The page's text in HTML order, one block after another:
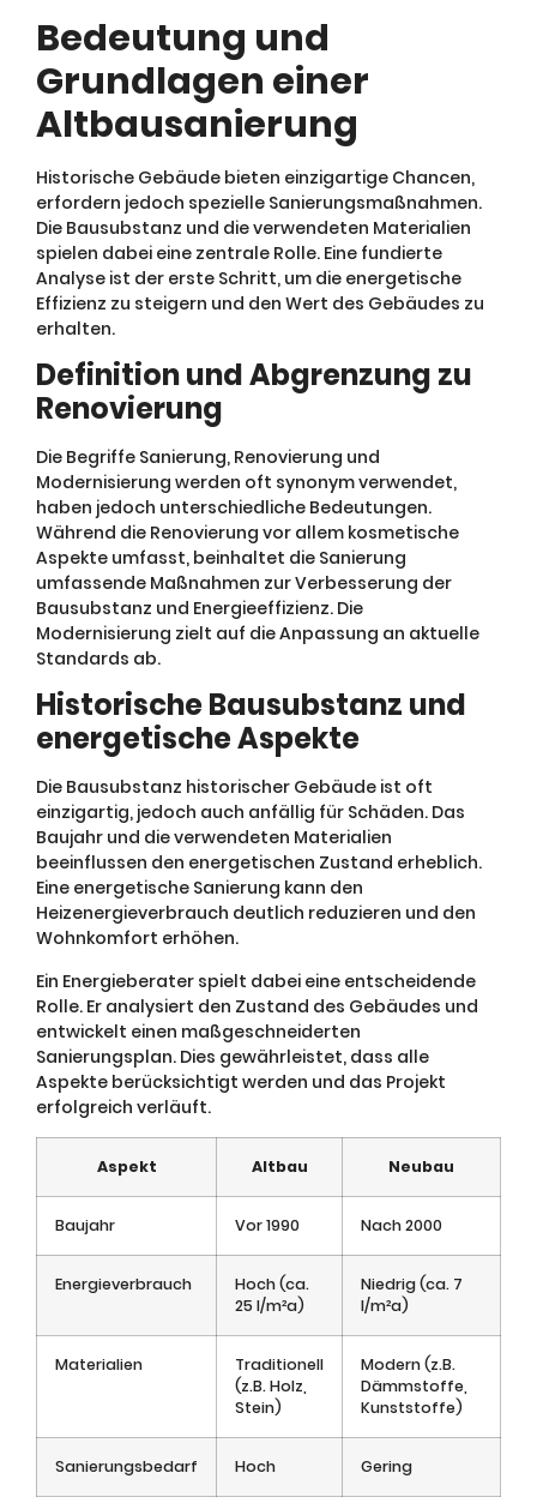
Bedeutung und
Grundlagen einer
Altbausanierung
Historische Gebäude bieten einzigartige Chancen,
erfordern jedoch spezielle Sanierungsmaßnahmen.
Die Bausubstanz und die verwendeten Materialien
spielen dabei eine zentrale Rolle. Eine fundierte
Analyse ist der erste Schritt, um die energetische
Effizienz zu steigern und den Wert des Gebäudes zu
erhalten.
Definition und Abgrenzung zu
Renovierung
Die Begriffe Sanierung, Renovierung und
Modernisierung werden oft synonym verwendet,
haben jedoch unterschiedliche Bedeutungen.
Während die Renovierung vor allem kosmetische
Aspekte umfasst, beinhaltet die Sanierung
umfassende Maßnahmen zur Verbesserung der
Bausubstanz und Energieeffizienz. Die
Modernisierung zielt auf die Anpassung an aktuelle
Standards ab.
Historische Bausubstanz und
energetische Aspekte
Die Bausubstanz historischer Gebäude ist oft
einzigartig, jedoch auch anfällig für Schäden. Das
Baujahr und die verwendeten Materialien
beeinflussen den energetischen Zustand erheblich.
Eine energetische Sanierung kann den
Heizenergieverbrauch deutlich reduzieren und den
Wohnkomfort erhöhen.
Ein Energieberater spielt dabei eine entscheidende
Rolle. Er analysiert den Zustand des Gebäudes und
entwickelt einen maßgeschneiderten
Sanierungsplan. Dies gewährleistet, dass alle
Aspekte berücksichtigt werden und das Projekt
erfolgreich verläuft.
Aspekt Altbau Neubau
Baujahr Vor 1990 Nach 2000
Energieverbrauch
Hoch (ca.
25 l/m²a)
Niedrig (ca. 7
l/m²a)
Materialien
Traditionell
(z.B. Holz,
Stein)
Modern (z.B.
Dämmstoffe,
Kunststoffe)
Sanierungsbedarf Hoch Gering